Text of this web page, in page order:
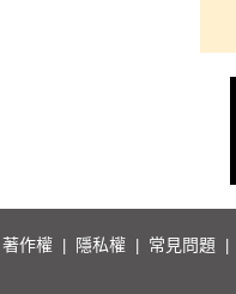
著作權 隱私權 常見問題